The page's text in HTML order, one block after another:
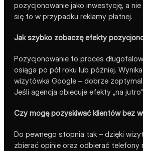
pozycjonowanie jako inwestycję, a
się to w przypadku reklamy płatnej.
Jak szybko zobaczę efekty
Pozycjonowanie to proces
osiąga po pół roku lub później.
wizytówka Google – dobrze
Jeśli agencja obiecuje efekty „na
Czy mogę pozyskiwać klientów bez
Do pewnego stopnia tak – dzięki
zbierać opinie oraz odbierać telefony